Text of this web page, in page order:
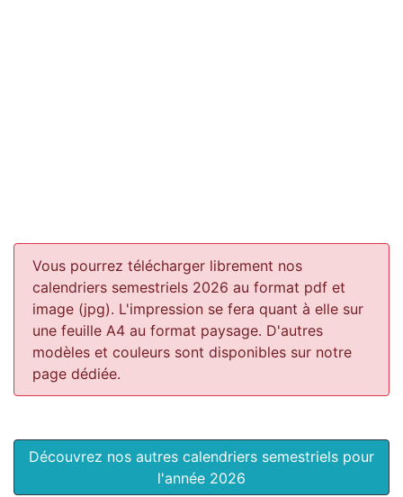
Vous pourrez télécharger librement nos
calendriers semestriels 2026 au format pdf et
image (jpg). L'impression se fera quant à elle sur
une feuille A4 au format paysage. D'autres
modèles et couleurs sont disponibles sur notre
page dédiée.
Découvrez nos autres calendriers semestriels pour
l'année 2026